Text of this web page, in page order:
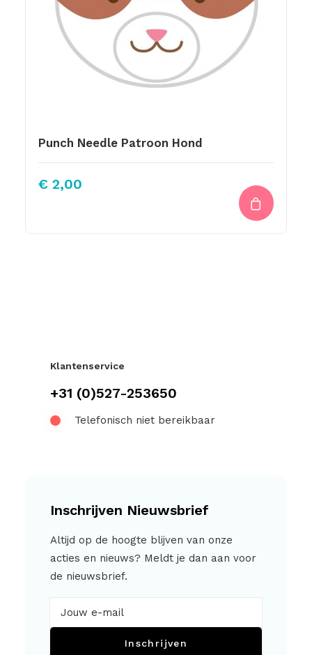
Punch Needle Patroon Hond
€ 2,00
Klantenservice
+31 (0)527-253650
Telefonisch niet bereikbaar
Inschrijven Nieuwsbrief
Altijd op de hoogte blijven van onze
acties en nieuws? Meldt je dan aan voor
de nieuwsbrief.
Inschrijven